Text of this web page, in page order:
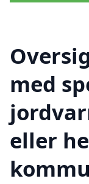
med
eller